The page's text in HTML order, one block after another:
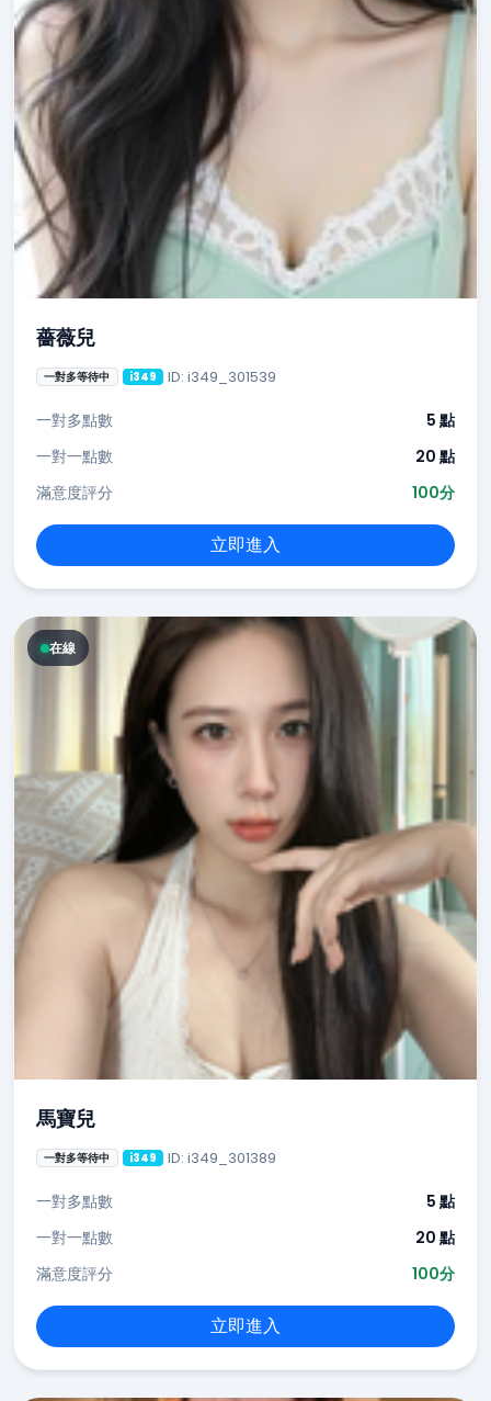
薔薇兒
一對多等待中 i349 ID: i349_301539
一對多點數
5 點
一對一點數
20 點
滿意度評分
100分
立即進入
在線
馬寶兒
一對多等待中 i349 ID: i349_301389
一對多點數
5 點
一對一點數
20 點
滿意度評分
100分
立即進入